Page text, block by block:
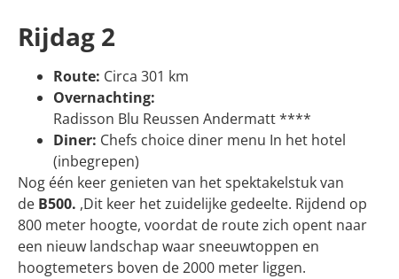
Rijdag 2
Route: Circa 301 km
Overnachting:
Radisson Blu Reussen Andermatt ****
Diner: Chefs choice diner menu In het hotel
(inbegrepen)
Nog één keer genieten van het spektakelstuk van
de B500. ,Dit keer het zuidelijke gedeelte. Rijdend op
800 meter hoogte, voordat de route zich opent naar
een nieuw landschap waar sneeuwtoppen en
hoogtemeters boven de 2000 meter liggen.